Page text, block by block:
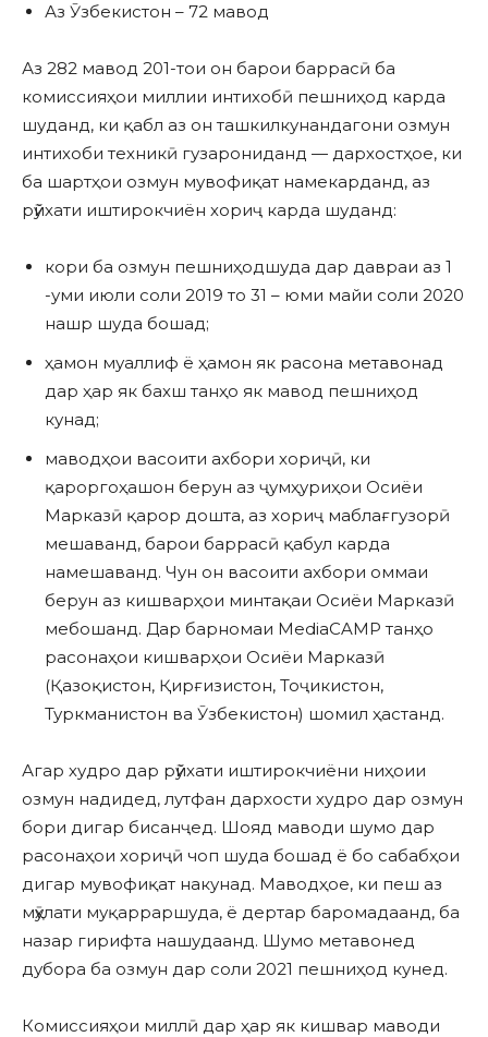
Аз Ӯзбекистон – 72 мавод
Аз 282 мавод 201-тои он барои баррасӣ ба
комиссияҳои миллии интихобӣ пешниҳод карда
шуданд, ки қабл аз он ташкилкунандагони озмун
интихоби техникӣ гузарониданд — дархостҳое, ки
ба шартҳои озмун мувофиқат намекарданд, аз
рӯйхати иштирокчиён хориҷ карда шуданд:
кори ба озмун пешниҳодшуда дар давраи аз 1
-уми июли соли 2019 то 31 – юми майи соли 2020
нашр шуда бошад;
ҳамон муаллиф ё ҳамон як расона метавонад
дар ҳар як бахш танҳо як мавод пешниҳод
кунад;
маводҳои васоити ахбори хориҷӣ, ки
қароргоҳашон берун аз ҷумҳуриҳои Осиёи
Марказӣ қарор дошта, аз хориҷ маблағгузорӣ
мешаванд, барои баррасӣ қабул карда
намешаванд. Чун он васоити ахбори оммаи
берун аз кишварҳои минтақаи Осиёи Марказӣ
мебошанд. Дар барномаи MediaCAMP танҳо
расонаҳои кишварҳои Осиёи Марказӣ
(Қазоқистон, Қирғизистон, Тоҷикистон,
Туркманистон ва Ӯзбекистон) шомил ҳастанд.
Агар худро дар рӯйхати иштирокчиёни ниҳоии
озмун надидед, лутфан дархости худро дар озмун
бори дигар бисанҷед. Шояд маводи шумо дар
расонаҳои хориҷӣ чоп шуда бошад ё бо сабабҳои
дигар мувофиқат накунад. Маводҳое, ки пеш аз
мӯҳлати муқарраршуда, ё дертар баромадаанд, ба
назар гирифта нашудаанд. Шумо метавонед
дубора ба озмун дар соли 2021 пешниҳод кунед.
Комиссияҳои миллӣ дар ҳар як кишвар маводи